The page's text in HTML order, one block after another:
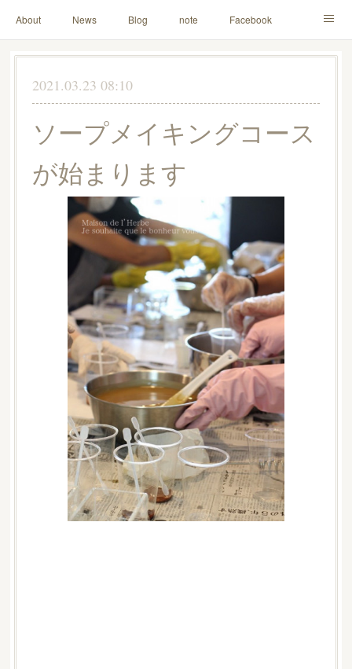
About News Blog note Facebook
Instagram Lesson Menu Schedule Contact
2021.03.23 08:10
ソープメイキングコース
が始まります